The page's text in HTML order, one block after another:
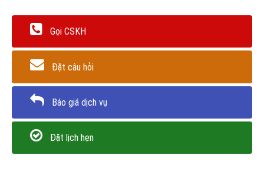
Gọi CSKH
Đặt câu hỏi
Báo giá dịch vụ
Đặt lịch hẹn